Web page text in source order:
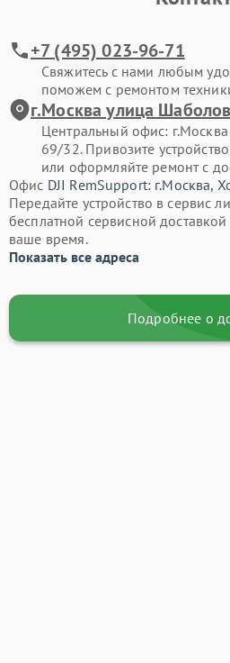
+7 (495) 023-96-71
Свяжитесь с нами любым
поможем с ремонтом
г.Москва улица
Центральный офис:
69/32. Привозите
или оформляйте ремонт с
Офис DJI RemSupport: г.Москва,
Передайте устройство в сервис
бесплатной сервисной
ваше время.
Показать все адреса
Подробнее о